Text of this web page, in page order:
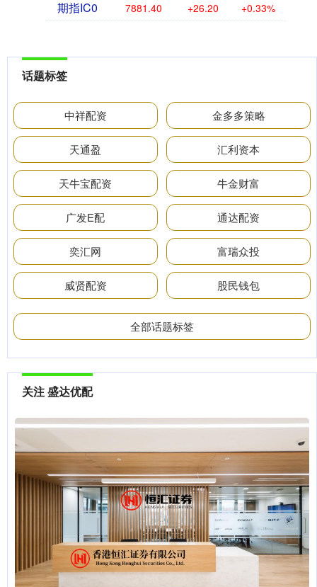
期指IC0 7881.40 +26.20 +0.33%
话题标签
中祥配资 金多多策略
天通盈 汇利资本
天牛宝配资 牛金财富
广发E配 通达配资
奕汇网 富瑞众投
威贤配资 股民钱包
全部话题标签
关注 盛达优配